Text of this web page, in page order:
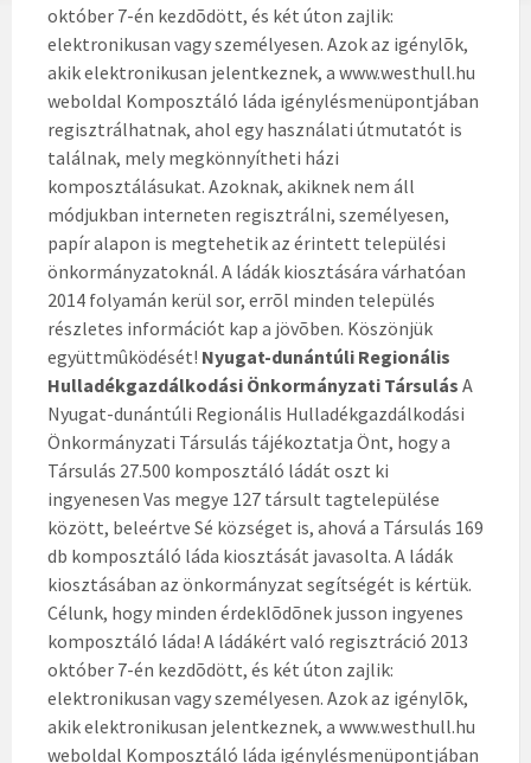
október 7-én kezdõdött, és két úton zajlik:
elektronikusan vagy személyesen. Azok az igénylõk,
akik elektronikusan jelentkeznek, a www.westhull.hu
weboldal Komposztáló láda igénylésmenüpontjában
regisztrálhatnak, ahol egy használati útmutatót is
találnak, mely megkönnyítheti házi
komposztálásukat. Azoknak, akiknek nem áll
módjukban interneten regisztrálni, személyesen,
papír alapon is megtehetik az érintett települési
önkormányzatoknál. A ládák kiosztására várhatóan
2014 folyamán kerül sor, errõl minden település
részletes információt kap a jövõben. Köszönjük
együttmûködését! Nyugat-dunántúli Regionális
Hulladékgazdálkodási Önkormányzati Társulás A
Nyugat-dunántúli Regionális Hulladékgazdálkodási
Önkormányzati Társulás tájékoztatja Önt, hogy a
Társulás 27.500 komposztáló ládát oszt ki
ingyenesen Vas megye 127 társult tagtelepülése
között, beleértve Sé községet is, ahová a Társulás 169
db komposztáló láda kiosztását javasolta. A ládák
kiosztásában az önkormányzat segítségét is kértük.
Célunk, hogy minden érdeklõdõnek jusson ingyenes
komposztáló láda! A ládákért való regisztráció 2013
október 7-én kezdõdött, és két úton zajlik:
elektronikusan vagy személyesen. Azok az igénylõk,
akik elektronikusan jelentkeznek, a www.westhull.hu
weboldal Komposztáló láda igénylésmenüpontjában